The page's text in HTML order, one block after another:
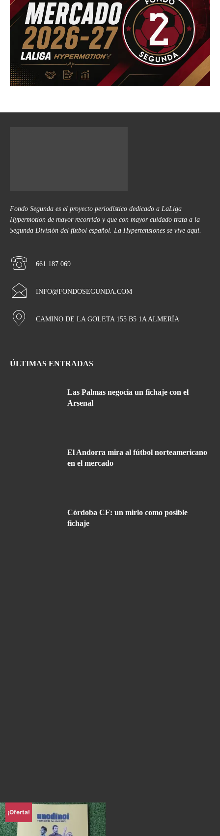
Fondo Segunda es el proyecto periodístico dedicado a LaLiga
Hypermotion de mayor recorrido y que con mayor cuidado trata a la
Segunda División del fútbol español. La Hypertensiones se vive aquí.
661 187 069
INFO@FONDOSEGUNDA.COM
CAMINO DE LA GOLETA 155 B5 1A ALMERÍA
ÚLTIMAS ENTRADAS
Las Palmas negocia un fichaje con el
Arsenal
El Andorra mira al fútbol norteamericano
en el mercado
Córdoba CF: un mirlo como posible
fichaje
¡Oferta!